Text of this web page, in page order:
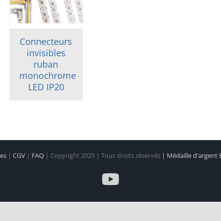
Connecteurs
invisibles
ruban
monochrome
LED IP20
| CGV | FAQ | Copyright 2025 | Tous droits réservés | Médaille d'argent